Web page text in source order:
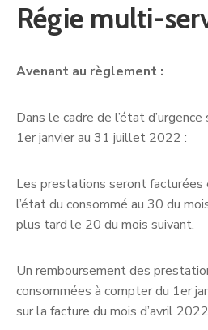
Régie multi-
Avenant au règlement :
Dans le cadre de l’état
1er janvier au 31 juillet 2022 :
Les prestations seront
l’état du consommé au 30 du
plus tard le 20 du mois suivant.
Un remboursement des
consommées à compter du 1er
sur la facture du mois d’avril